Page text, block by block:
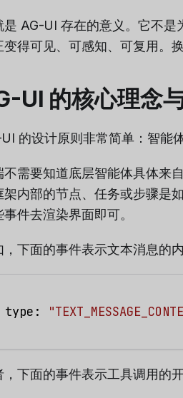
是 AG-UI 存在的意义。它不
变得可见、可感知、可复用。
UI 的核心理念
的设计原则非常简单：智能
不需要知道底层智能体具体来
架内部的节点、任务或步骤是
事件去渲染界面即可。
，下面的事件表示文本消息的内
type
:
，下面的事件表示工具调用的开